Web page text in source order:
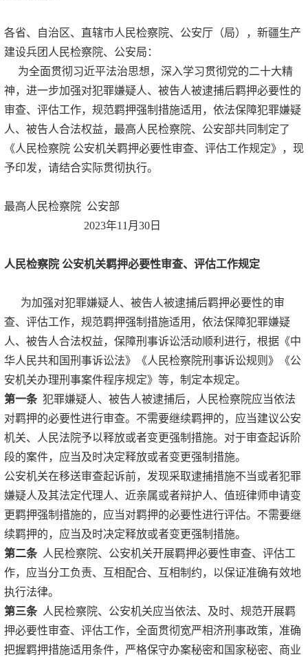
各省、自治区、直辖市人民检察院、公安厅（局），新疆生产
建设兵团人民检察院、公安局：
为全面贯彻习近平法治思想，深入学习贯彻党的二十大精
神，进一步加强对犯罪嫌疑人、被告人被逮捕后羁押必要性的
审查、评估工作，规范羁押强制措施适用，依法保障犯罪嫌疑
人、被告人合法权益，最高人民检察院、公安部共同制定了
《人民检察院 公安机关羁押必要性审查、评估工作规定》，现
予印发，请结合实际贯彻执行。
最高人民检察院 公安部
2023年11月30日
人民检察院 公安机关羁押必要性审查、 评估工作规定
为加强对犯罪嫌疑人、被告人被逮捕后羁押必要性的审
查、评估工作，规范羁押强制措施适用，依法保障犯罪嫌疑
人、被告人合法权益，保障刑事诉讼活动顺利进行，根据《中
华人民共和国刑事诉讼法》《人民检察院刑事诉讼规则》《公
安机关办理刑事案件程序规定》等，制定本规定。
第一条 犯罪嫌疑人、被告人被逮捕后，人民检察院应当依法
对羁押的必要性进行审查。不需要继续羁押的，应当建议公安
机关、人民法院予以释放或者变更强制措施。对于审查起诉阶
段的案件，应当及时决定释放或者变更强制措施。
公安机关在移送审查起诉前，发现采取逮捕措施不当或者犯罪
嫌疑人及其法定代理人、近亲属或者辩护人、值班律师申请变
更羁押强制措施的，应当对羁押的必要性进行评估。不需要继
续羁押的，应当及时决定释放或者变更强制措施。
第二条 人民检察院、公安机关开展羁押必要性审查、评估工
作，应当分工负责、互相配合、互相制约，以保证准确有效地
执行法律。
第三条 人民检察院、公安机关应当依法、及时、规范开展羁
押必要性审查、评估工作，全面贯彻宽严相济刑事政策，准确
把握羁押措施适用条件，严格保守办案秘密和国家秘密、商业